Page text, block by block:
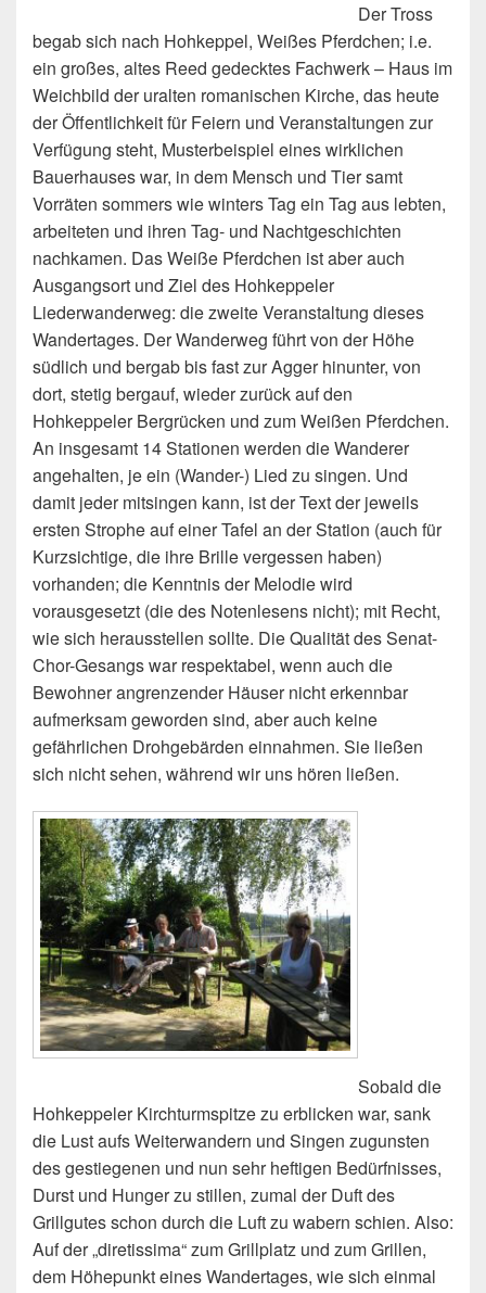
Der Tross
begab sich nach Hohkeppel, Weißes Pferdchen; i.e.
ein großes, altes Reed gedecktes Fachwerk – Haus im
Weichbild der uralten romanischen Kirche, das heute
der Öffentlichkeit für Feiern und Veranstaltungen zur
Verfügung steht, Musterbeispiel eines wirklichen
Bauerhauses war, in dem Mensch und Tier samt
Vorräten sommers wie winters Tag ein Tag aus lebten,
arbeiteten und ihren Tag- und Nachtgeschichten
nachkamen. Das Weiße Pferdchen ist aber auch
Ausgangsort und Ziel des Hohkeppeler
Liederwanderweg: die zweite Veranstaltung dieses
Wandertages. Der Wanderweg führt von der Höhe
südlich und bergab bis fast zur Agger hinunter, von
dort, stetig bergauf, wieder zurück auf den
Hohkeppeler Bergrücken und zum Weißen Pferdchen.
An insgesamt 14 Stationen werden die Wanderer
angehalten, je ein (Wander-) Lied zu singen. Und
damit jeder mitsingen kann, ist der Text der jeweils
ersten Strophe auf einer Tafel an der Station (auch für
Kurzsichtige, die ihre Brille vergessen haben)
vorhanden; die Kenntnis der Melodie wird
vorausgesetzt (die des Notenlesens nicht); mit Recht,
wie sich herausstellen sollte. Die Qualität des Senat-
Chor-Gesangs war respektabel, wenn auch die
Bewohner angrenzender Häuser nicht erkennbar
aufmerksam geworden sind, aber auch keine
gefährlichen Drohgebärden einnahmen. Sie ließen
sich nicht sehen, während wir uns hören ließen.
Sobald die
Hohkeppeler Kirchturmspitze zu erblicken war, sank
die Lust aufs Weiterwandern und Singen zugunsten
des gestiegenen und nun sehr heftigen Bedürfnisses,
Durst und Hunger zu stillen, zumal der Duft des
Grillgutes schon durch die Luft zu wabern schien. Also:
Auf der „diretissima“ zum Grillplatz und zum Grillen,
dem Höhepunkt eines Wandertages, wie sich einmal